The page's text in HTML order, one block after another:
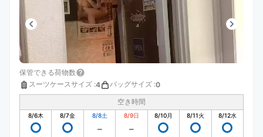
保管できる荷物数
スーツケースサイズ :4 バッグサイズ :0
空き時間
8/6木 8/7金 8/8土 8/9日 8/10月 8/11火 8/12水